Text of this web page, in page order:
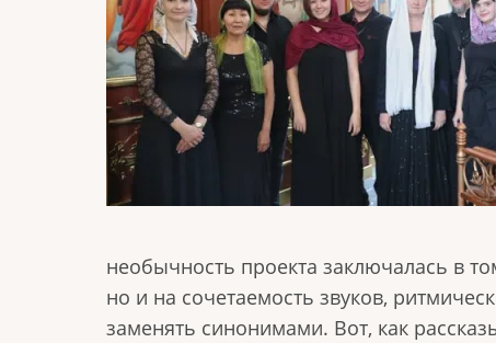
необычность проекта заключалась в
но и на сочетаемость звуков,
заменять синонимами. Вот, как